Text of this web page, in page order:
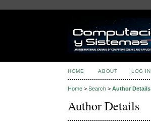
HOME ABOUT LOG IN
Home >Search >Author Details
Author Details